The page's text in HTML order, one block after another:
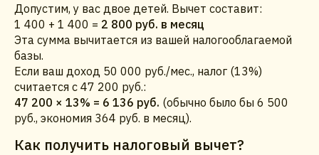
Допустим, у вас двое детей. Вычет составит:
1 400 + 1 400 = 2 800 руб. в месяц
Эта сумма вычитается из вашей налогооблагаемой
базы.
Если ваш доход 50 000 руб./мес., налог (13%)
считается с 47 200 руб.:
47 200 × 13% = 6 136 руб. (обычно было бы 6 500
руб., экономия 364 руб. в месяц).
Как получить налоговый вычет?